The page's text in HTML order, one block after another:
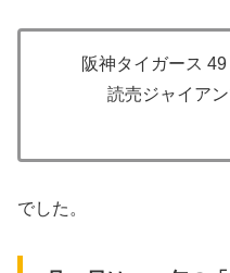
阪神タイガース 49
読売ジャイア
でした。